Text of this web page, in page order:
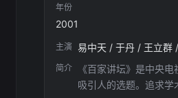
年份
2001
主演 易中天 / 于丹 / 王立群
简介
《百家讲坛》是中央
吸引人的选题。追求